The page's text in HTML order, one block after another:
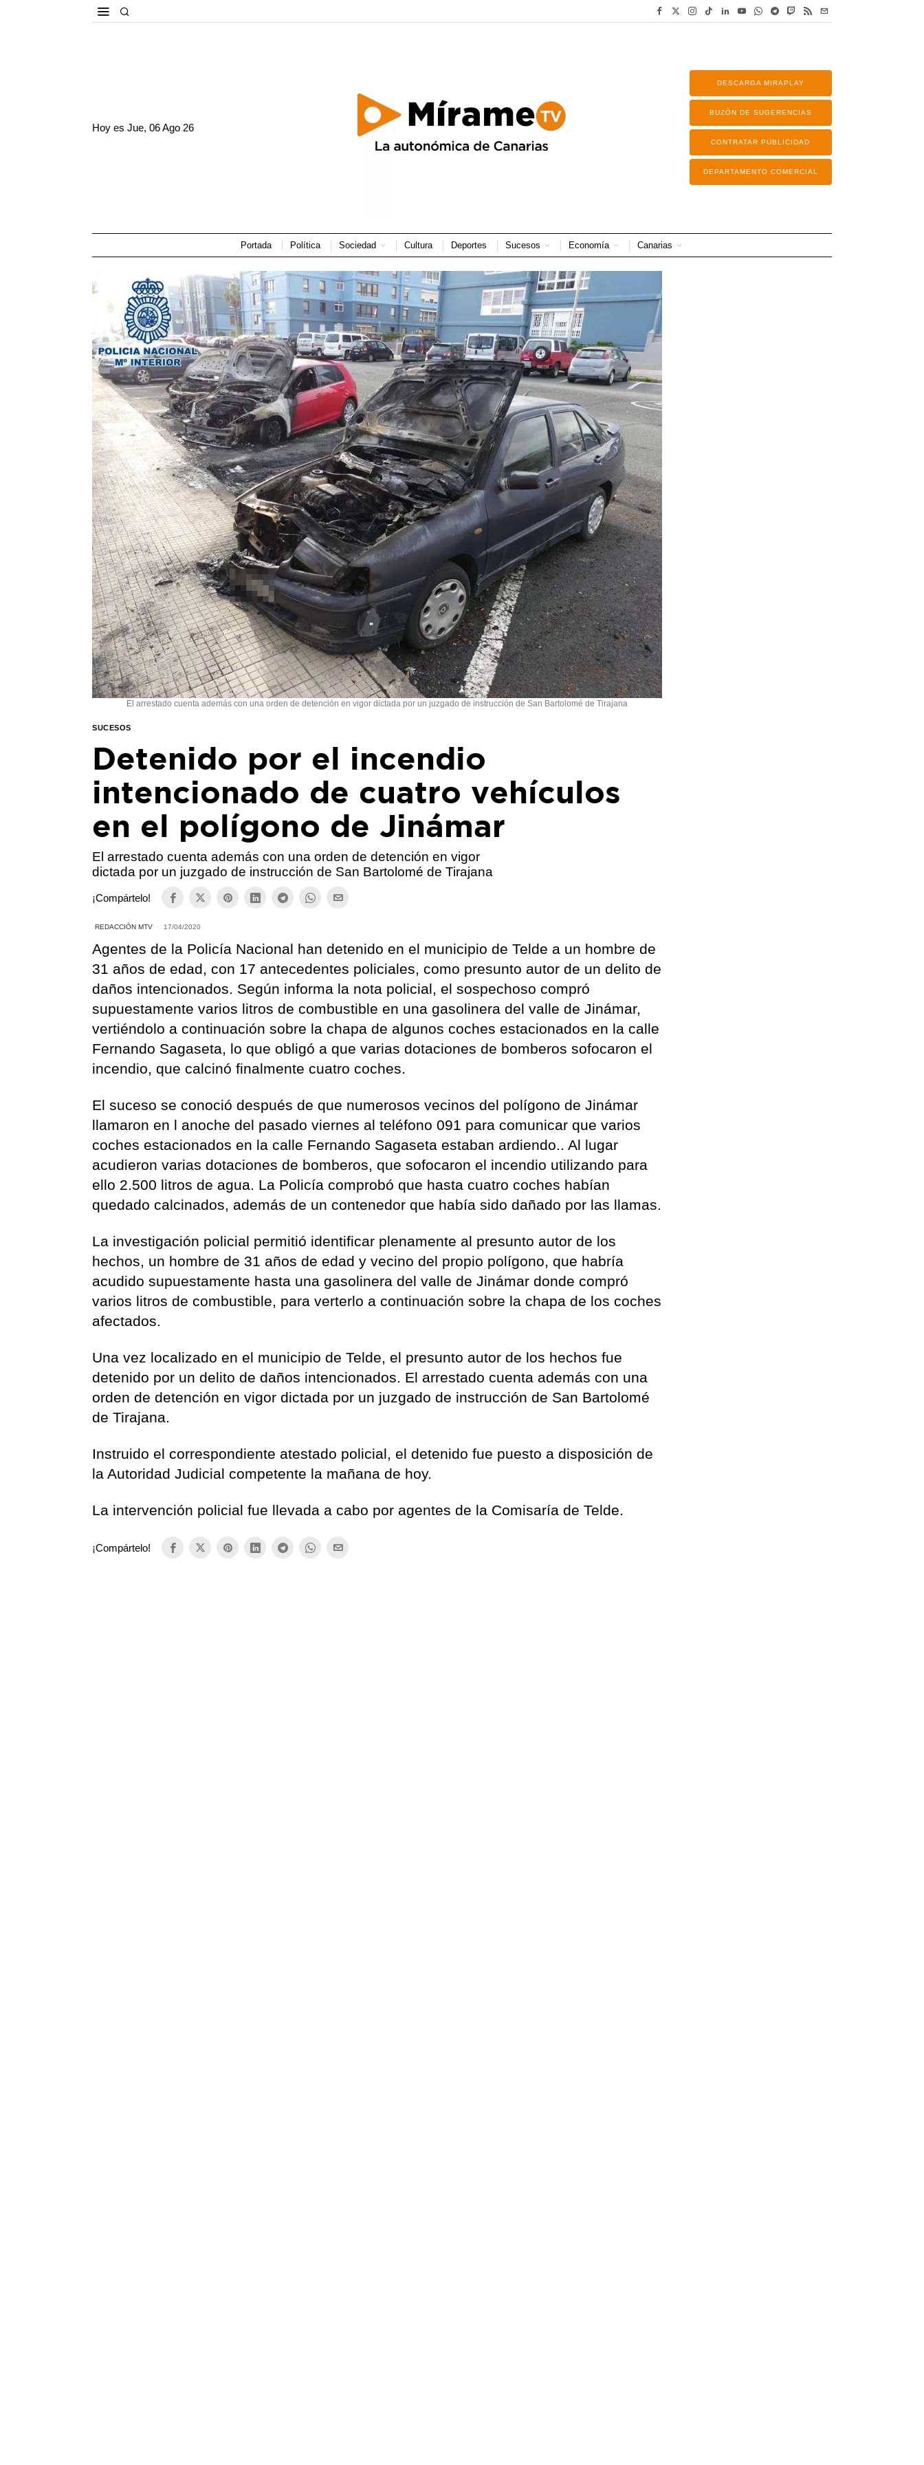
Hoy esJue, 06 Ago 26
DESCARGA MIRAPLAY
BUZÓN DE SUGERENCIAS
CONTRATAR PUBLICIDAD
DEPARTAMENTO COMERCIAL
Portada Política Sociedad Cultura Deportes Sucesos Economía Canarias
El arrestado cuenta además con una orden de detención en vigor dictada por un juzgado de instrucción de San Bartolomé de Tirajana
SUCESOS
Detenido por el incendio
intencionado de cuatro vehículos
en el polígono de Jinámar
El arrestado cuenta además con una orden de detención en vigor
dictada por un juzgado de instrucción de San Bartolomé de Tirajana
¡Compártelo!
REDACCIÓN MTV 17/04/2020
Agentes de la Policía Nacional han detenido en el municipio de Telde a un hombre de
31 años de edad, con 17 antecedentes policiales, como presunto autor de un delito de
daños intencionados. Según informa la nota policial, el sospechoso compró
supuestamente varios litros de combustible en una gasolinera del valle de Jinámar,
vertiéndolo a continuación sobre la chapa de algunos coches estacionados en la calle
Fernando Sagaseta, lo que obligó a que varias dotaciones de bomberos sofocaron el
incendio, que calcinó finalmente cuatro coches.
El suceso se conoció después de que numerosos vecinos del polígono de Jinámar
llamaron en l anoche del pasado viernes al teléfono 091 para comunicar que varios
coches estacionados en la calle Fernando Sagaseta estaban ardiendo.. Al lugar
acudieron varias dotaciones de bomberos, que sofocaron el incendio utilizando para
ello 2.500 litros de agua. La Policía comprobó que hasta cuatro coches habían
quedado calcinados, además de un contenedor que había sido dañado por las llamas.
La investigación policial permitió identificar plenamente al presunto autor de los
hechos, un hombre de 31 años de edad y vecino del propio polígono, que habría
acudido supuestamente hasta una gasolinera del valle de Jinámar donde compró
varios litros de combustible, para verterlo a continuación sobre la chapa de los coches
afectados.
Una vez localizado en el municipio de Telde, el presunto autor de los hechos fue
detenido por un delito de daños intencionados. El arrestado cuenta además con una
orden de detención en vigor dictada por un juzgado de instrucción de San Bartolomé
de Tirajana.
Instruido el correspondiente atestado policial, el detenido fue puesto a disposición de
la Autoridad Judicial competente la mañana de hoy.
La intervención policial fue llevada a cabo por agentes de la Comisaría de Telde.
¡Compártelo!